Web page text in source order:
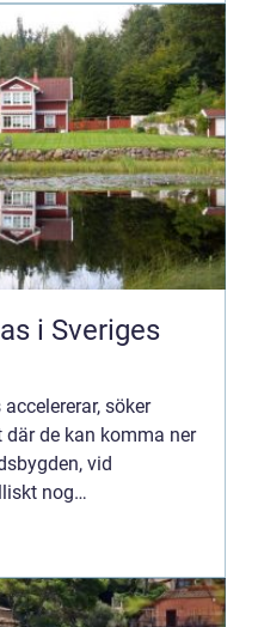
i Sveriges
söker
de kan komma ner
vid
nog